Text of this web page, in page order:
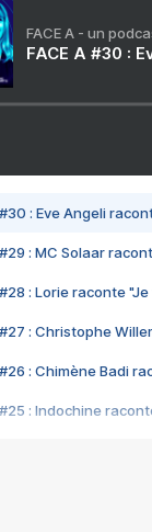
FACE A - un
FACE A #30 :
#30 : Eve Angeli
#29 : MC Solaar
#28 : Lorie raconte
#27 : Christophe
#26 : Chimène Badi
#25 : Indochine